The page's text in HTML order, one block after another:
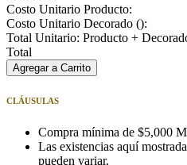
Costo Unitario Producto:
Costo Unitario Decorado ():
Total Unitario: Producto +
Total
Agregar a Carrito
CLÁUSULAS
Compra mínima de $5,000
Las existencias aquí
pueden variar.